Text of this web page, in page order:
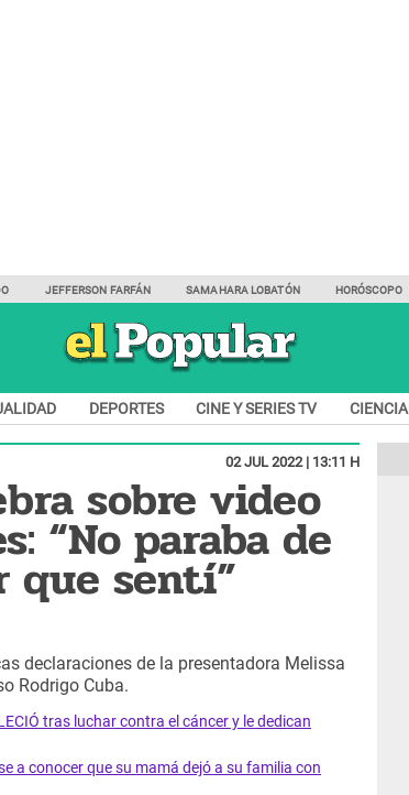
JEFFERSON FARFÁN SAMAHARA LOBATÓN HORÓSCOPO
DEPORTES CINE Y SERIES TV CIENCIA
02 JUL 2022 | 13:11 H
sobre video
“No paraba de
sentí”
declaraciones de la presentadora Melissa
Rodrigo Cuba.
tras luchar contra el cáncer y le dedican
a conocer que su mamá dejó a su familia con